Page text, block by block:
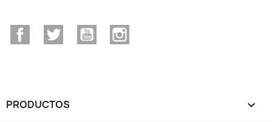
FacebookTwitter YouTube
PRODUCTOS 